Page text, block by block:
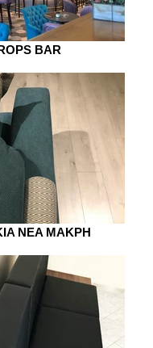
BAR
NEA MAKPH